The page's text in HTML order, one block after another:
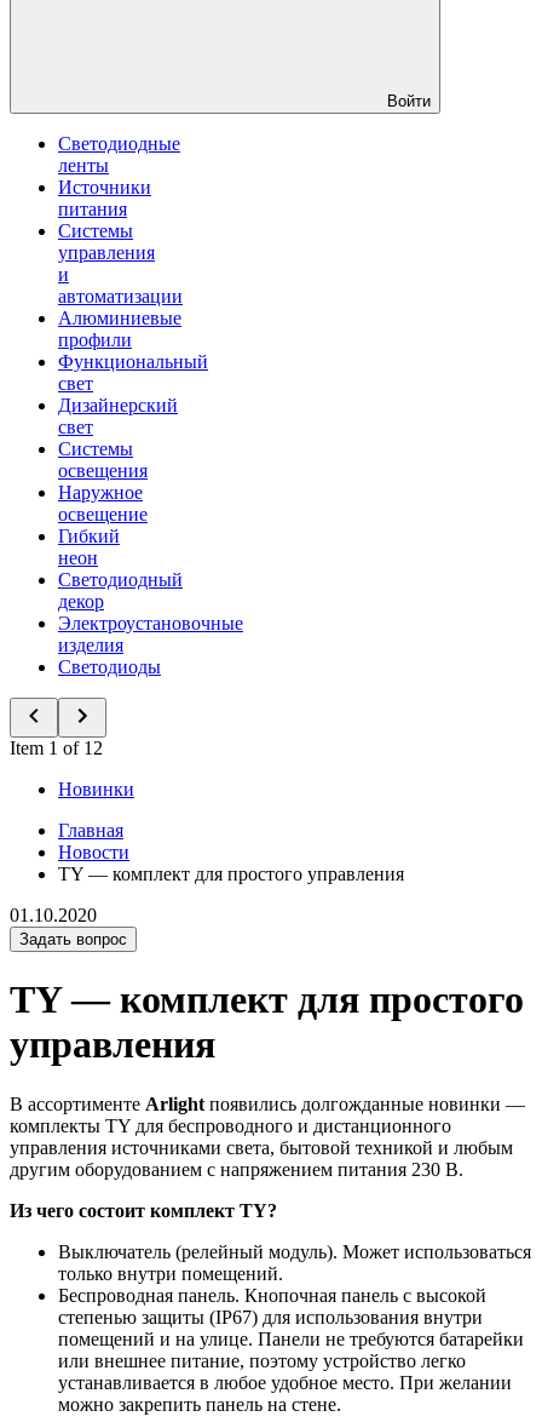
Войти
Светодиодные
ленты
Источники
питания
Системы
управления
и
автоматизации
Алюминиевые
профили
Функциональный
свет
Дизайнерский
свет
Системы
освещения
Наружное
освещение
Гибкий
неон
Светодиодный
декор
Электроустановочные
изделия
Светодиоды
Item 1 of 12
Новинки
Главная
Новости
TY — комплект для простого управления
01.10.2020
Задать вопрос
TY — комплект для простого
управления
В ассортименте Arlight появились долгожданные новинки —
комплекты TY для беспроводного и дистанционного
управления источниками света, бытовой техникой и любым
другим оборудованием с напряжением питания 230 В.
Из чего состоит комплект TY?
Выключатель (релейный модуль). Может использоваться
только внутри помещений.
Беспроводная панель. Кнопочная панель с высокой
степенью защиты (IP67) для использования внутри
помещений и на улице. Панели не требуются батарейки
или внешнее питание, поэтому устройство легко
устанавливается в любое удобное место. При желании
можно закрепить панель на стене.